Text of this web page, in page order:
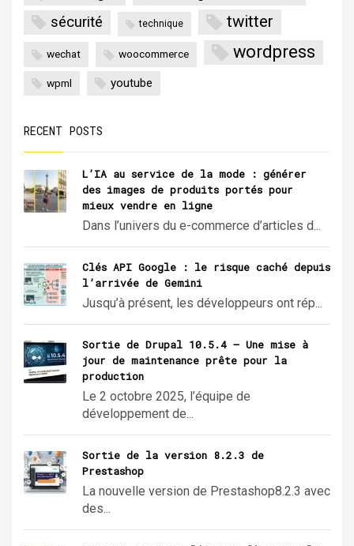
sécurité technique twitter
wechat woocommerce wordpress
wpml youtube
RECENT POSTS
L’IA au service de la mode : générer
des images de produits portés pour
mieux vendre en ligne
Dans l’univers du e-commerce d’articles d...
Clés API Google : le risque caché depuis
l’arrivée de Gemini
Jusqu’à présent, les développeurs ont rép...
Sortie de Drupal 10.5.4 – Une mise à
jour de maintenance prête pour la
production
Le 2 octobre 2025, l’équipe de
développement de...
Sortie de la version 8.2.3 de
Prestashop
La nouvelle version de Prestashop8.2.3 avec
des...